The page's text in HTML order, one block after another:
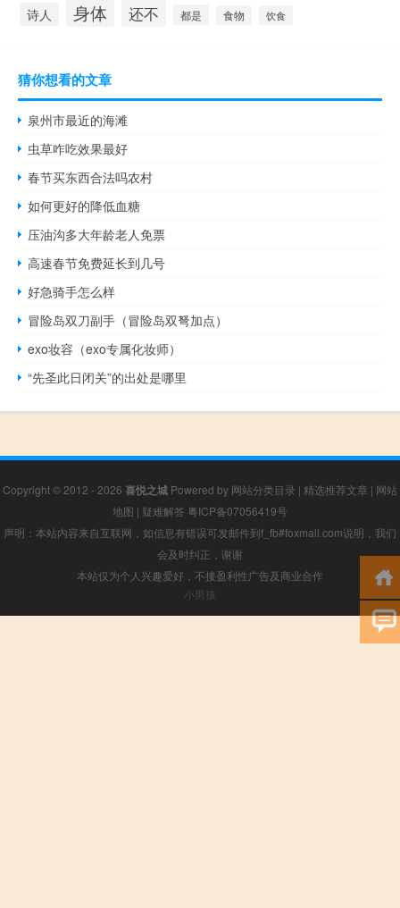
诗人 身体 还不 都是 食物 饮食
猜你想看的文章
泉州市最近的海滩
虫草咋吃效果最好
春节买东西合法吗农村
如何更好的降低血糖
压油沟多大年龄老人免票
高速春节免费延长到几号
好急骑手怎么样
冒险岛双刀副手（冒险岛双弩加点）
exo妆容（exo专属化妆师）
“先圣此日闭关”的出处是哪里
Copyright © 2012 - 2026 喜悦之城 Powered by 网站分类目录 | 精选推荐文章 | 网站
地图 | 疑难解答 粤ICP备07056419号
声明：本站内容来自互联网，如信息有错误可发邮件到f_fb#foxmail.com说明，我们
会及时纠正，谢谢
本站仅为个人兴趣爱好，不接盈利性广告及商业合作
小男孩